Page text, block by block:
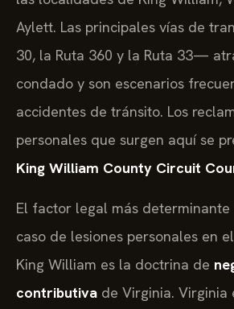
Aylett. Las principales vías de
30, la Ruta 360 y la Ruta 33—
condado y son escenarios
accidentes de tránsito. Los
personales que surgen aquí se
King William County Circuit
El factor legal más
caso de lesiones personales en
King William es la doctrina de
contributiva de Virginia. Virginia